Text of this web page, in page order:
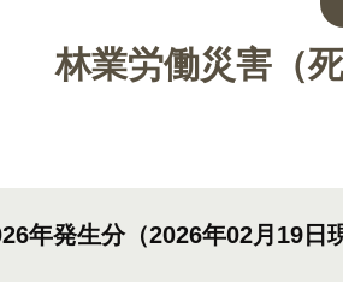
林業労働災害（
年発生分（2026年02月19日